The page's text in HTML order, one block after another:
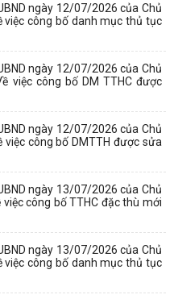
ngày 12/07/2026 của Chủ
việc công bố danh mục thủ tục
ngày 12/07/2026 của Chủ
việc công bố DM TTHC được
ngày 12/07/2026 của Chủ
việc công bố DMTTH được sửa
ngày 13/07/2026 của Chủ
công bố TTHC đặc thù mới
ngày 13/07/2026 của Chủ
việc công bố danh mục thủ tục